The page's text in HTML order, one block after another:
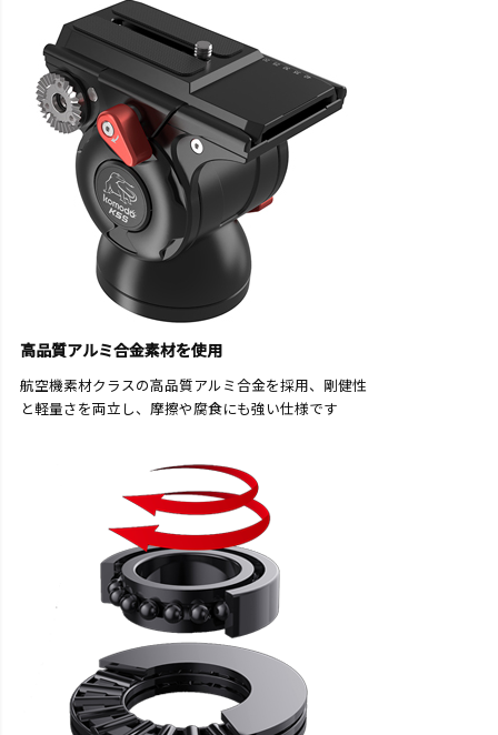
高品質アルミ合金素材を使用
航空機素材クラスの高品質アルミ合金を採用、剛健性
と軽量さを両立し、摩擦や腐食にも強い仕様です